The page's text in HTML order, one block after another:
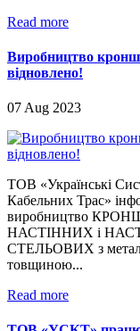
Read more
Виробництво
відновлено!
07 Aug 2023
ТОВ «Українські
Кабельних Трас»
виробництво
НАСТІННИХ і
СТЕЛЬОВИХ з
товщиною...
Read more